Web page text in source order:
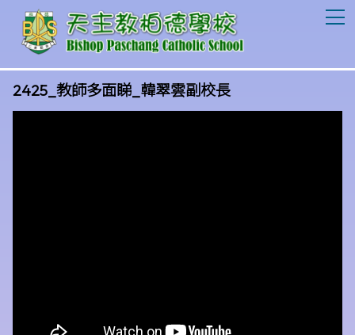
2425_教師多面睇_韓翠雲副校長